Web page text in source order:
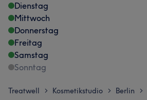
Dienstag
Mittwoch
Donnerstag
Freitag
Samstag
Sonntag
Treatwell > Kosmetikstudio > Berlin >